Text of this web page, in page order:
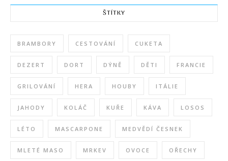
ŠTÍTKY
BRAMBORY CESTOVÁNÍ CUKETA
DEZERT DORT DÝNĚ DĚTI FRANCIE
GRILOVÁNÍ HERA HOUBY ITÁLIE
JAHODY KOLÁČ KUŘE KÁVA LOSOS
LÉTO MASCARPONE MEDVĚDÍ ČESNEK
MLETÉ MASO MRKEV OVOCE OŘECHY